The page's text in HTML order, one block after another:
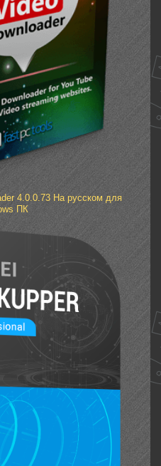
4.0.0.73 На русском для
ПК